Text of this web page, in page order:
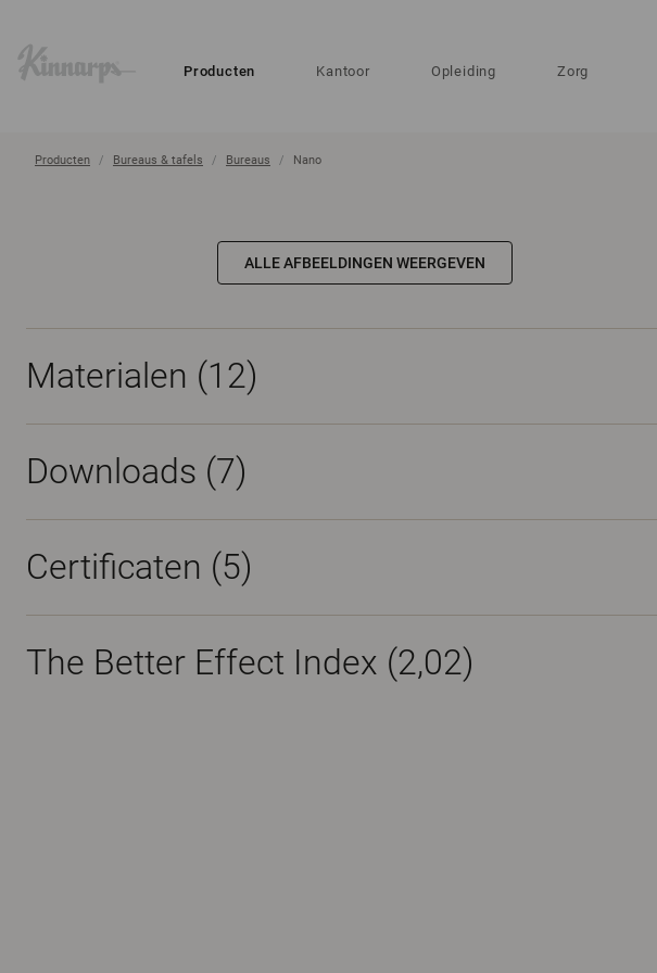
Producten Kantoor Opleiding Zorg
Producten Bureaus & tafels Bureaus Nano
ALLE AFBEELDINGEN WEERGEVEN
Materialen (12)
Downloads (7)
Certificaten (5)
The Better Effect Index (2,02)